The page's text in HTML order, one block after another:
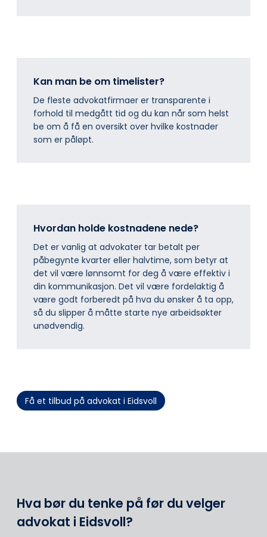
Kan man be om timelister?
De fleste advokatfirmaer er transparente i
forhold til medgått tid og du kan når som helst
be om å få en oversikt over hvilke kostnader
som er påløpt.
Hvordan holde kostnadene nede?
Det er vanlig at advokater tar betalt per
påbegynte kvarter eller halvtime, som betyr at
det vil være lønnsomt for deg å være effektiv i
din kommunikasjon. Det vil være fordelaktig å
være godt forberedt på hva du ønsker å ta opp,
så du slipper å måtte starte nye arbeidsøkter
unødvendig.
Få et tilbud på advokat i Eidsvoll
Hva bør du tenke på før du velger
advokat i Eidsvoll?